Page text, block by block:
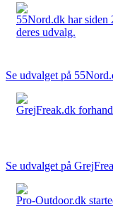
55Nord.dk har siden
deres udvalg.
Se udvalget på
GrejFreak.dk
Se udvalget på
Pro-Outdoor.dk